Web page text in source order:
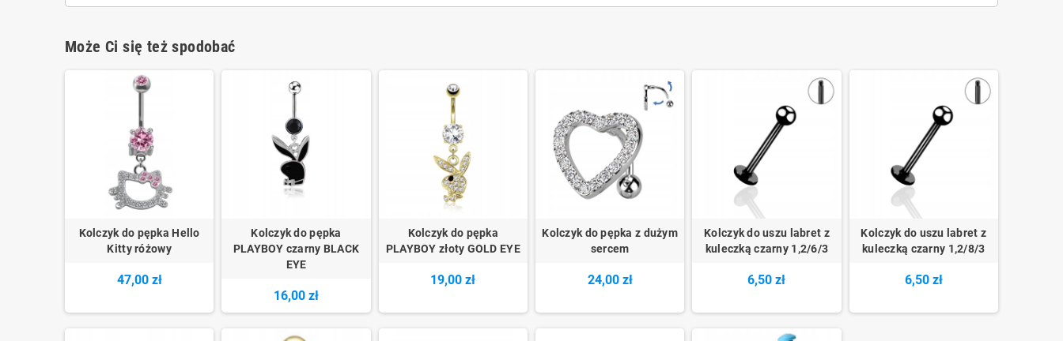
Może Ci się też spodobać
Kolczyk do pępka Hello
Kitty różowy
47,00 zł
Kolczyk do pępka
PLAYBOY czarny BLACK
EYE
16,00 zł
Kolczyk do pępka
PLAYBOY złoty GOLD EYE
19,00 zł
Kolczyk do pępka z dużym
sercem
24,00 zł
Kolczyk do uszu labret z
kuleczką czarny 1,2/6/3
6,50 zł
Kolczyk do uszu labret z
kuleczką czarny 1,2/8/3
6,50 zł